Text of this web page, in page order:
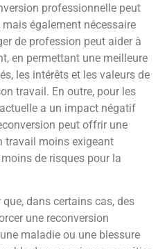
professionnelle peut
également nécessaire
de profession peut aider à
en permettant une meilleure
les intérêts et les valeurs de
travail. En outre, pour les
a un impact négatif
peut offrir une
travail moins exigeant
de risques pour la
dans certains cas, des
une reconversion
maladie ou une blessure